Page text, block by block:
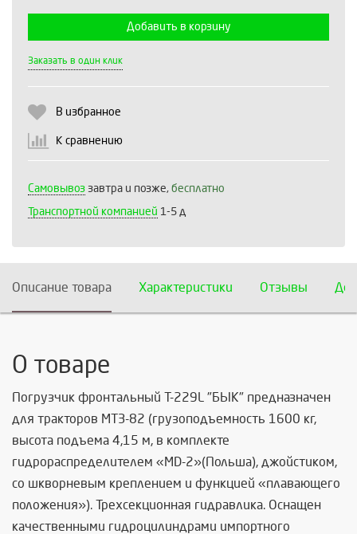
Добавить в корзину
Заказать в один клик
В избранное
К сравнению
Самовывоз завтра и позже, бесплатно
Транспортной компанией 1-5 д
Описание товара Характеристики Отзывы
О товаре
Погрузчик фронтальный Т-229L "БЫК" предназначен
для тракторов МТЗ-82 (грузоподъемность 1600 кг,
высота подъема 4,15 м, в комплекте
гидрораспределителем «MD-2»(Польша), джойстиком,
со шкворневым креплением и функцией «плавающего
положения»). Трехсекционная гидравлика. Оснащен
качественными гидроцилиндрами импортного